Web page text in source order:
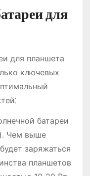
для
для планшета
ключевых
батареи
Чем выше
заряжаться
планшетов